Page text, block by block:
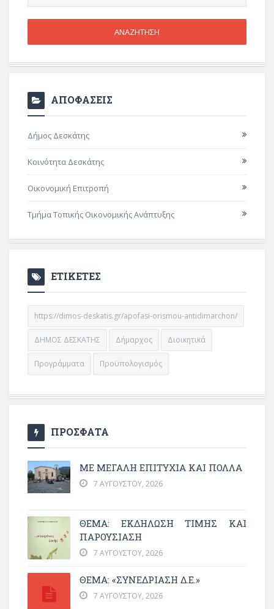
ΑΠΟΦΑΣΕΙΣ
Δήμος Δεσκάτης
Κοινότητα Δεσκάτης
Οικονομική Επιτροπή
Τμήμα Τοπικής Οικονομικής Ανάπτυξης
ΕΤΙΚΕΤΕΣ
https://dimos-deskatis.gr/apofasi-orismou-antidimarchon/
ΔΗΜΟΣ ΔΕΣΚΑΤΗΣ Δήμαρχος Διοικητικά
Προγράμματα Προϋπολογισμός
ΠΡΟΣΦΑΤΑ
ΜΕ ΜΕΓΆΛΗ ΕΠΙΤΥΧΊΑ ΚΑΙ ΠΟΛΛΆ
7 ΑΥΓΟΎΣΤΟΥ, 2026
ΘΈΜΑ: ΕΚΔΉΛΩΣΗ ΤΙΜΉΣ ΚΑΙ
ΠΑΡΟΥΣΊΑΣΗ
7 ΑΥΓΟΎΣΤΟΥ, 2026
ΘΕΜΑ: «ΣΥΝΕΔΡΊΑΣΗ Δ.Ε.»
7 ΑΥΓΟΎΣΤΟΥ, 2026